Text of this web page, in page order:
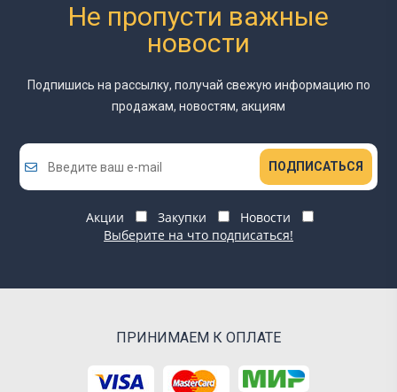
Не пропусти важные
новости
Подпишись на рассылку, получай свежую информацию по
продажам, новостям, акциям
ПОДПИСАТЬСЯ
Акции Закупки
Новости
Выберите на что подписаться!
ПРИНИМАЕМ К ОПЛАТЕ